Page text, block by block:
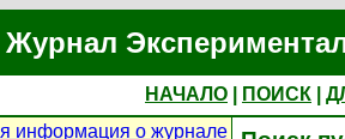
Журнал
НАЧАЛО ПОИСК
информация о журнале